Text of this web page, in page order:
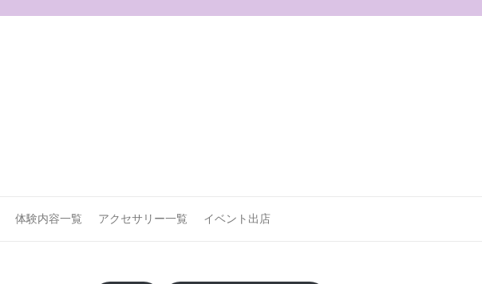
体験内容一覧 アクセサリー一覧 イベント出店